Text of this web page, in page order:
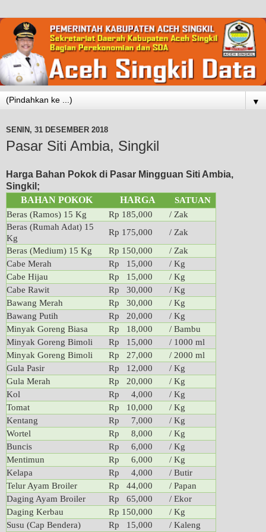
▼
SENIN, 31 DESEMBER 2018
Pasar Siti Ambia, Singkil
Harga Bahan Pokok di Pasar Mingguan Siti Ambia,
Singkil;
BAHAN POKOK
HARGA
SATUAN
Beras (Ramos) 15 Kg
Rp 185,000
/ Zak
Beras (Rumah Adat) 15
Kg
Rp 175,000
/ Zak
Beras (Medium) 15 Kg
Rp 150,000
/ Zak
Cabe Merah
Rp 15,000
/ Kg
Cabe Hijau
Rp 15,000
/ Kg
Cabe Rawit
Rp 30,000
/ Kg
Bawang Merah
Rp 30,000
/ Kg
Bawang Putih
Rp 20,000
/ Kg
Minyak Goreng Biasa
Rp 18,000
/ Bambu
Minyak Goreng Bimoli
Rp 15,000
/ 1000 ml
Minyak Goreng Bimoli
Rp 27,000
/ 2000 ml
Gula Pasir
Rp 12,000
/ Kg
Gula Merah
Rp 20,000
/ Kg
Kol
Rp 4,000
/ Kg
Tomat
Rp 10,000
/ Kg
Kentang
Rp 7,000
/ Kg
Wortel
Rp 8,000
/ Kg
Buncis
Rp 6,000
/ Kg
Mentimun
Rp 6,000
/ Kg
Kelapa
Rp 4,000
/ Butir
Telur Ayam Broiler
Rp 44,000
/ Papan
Daging Ayam Broiler
Rp 65,000
/ Ekor
Daging Kerbau
Rp 150,000
/ Kg
Susu (Cap Bendera)
Rp 15,000 / Kaleng